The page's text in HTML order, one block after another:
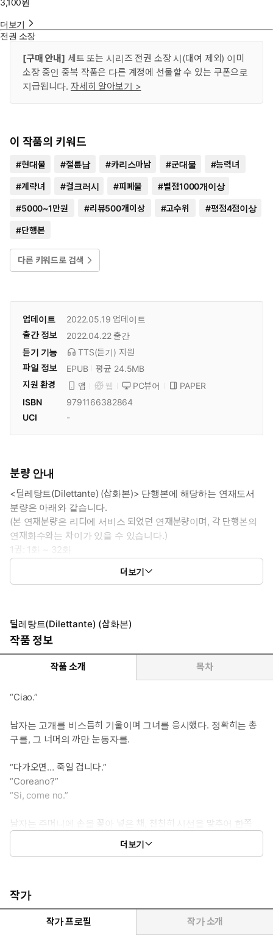
3,100원
더보기
전권 소장
[구매 안내] 세트 또는 시리즈 전권 소장 시(대여 제외) 이미
소장 중인 중복 작품은 다른 계정에 선물할 수 있는 쿠폰으로
지급됩니다. 자세히 알아보기 >
이 작품의 키워드
#현대물 #절륜남 #카리스마남 #군대물 #능력녀
#계략녀 #걸크러시 #피폐물 #별점1000개이상
#5000~1만원 #리뷰500개이상 #고수위 #평점4점이상
#단행본
다른 키워드로 검색
업데이트 2022.05.19 업데이트
출간 정보
2022.04.22 출간
듣기 기능
TTS(듣기) 지원
파일 정보
EPUB
평균 24.5MB
지원 환경
앱 웹 PC뷰어
PAPER
ISBN
9791166382864
UCI
-
분량 안내
<딜레탕트(Dilettante) (삽화본)> 단행본에 해당하는 연재도서
분량은 아래와 같습니다.
(본 연재분량은 리디에 서비스 되었던 연재분량이며, 각 단행본의
연재화수와는 차이가 있을 수 있습니다.)
1권: 1화 ~ 32화
2권: 33화 ~ 60화
더보기
딜레탕트(Dilettante) (삽화본)
작품 정보
작품 소개 목차
“Ciao.”
남자는 고개를 비스듬히 기울이며 그녀를 응시했다. 정확히는 총
구를, 그 너머의 까만 눈동자를.
“다가오면… 죽일 겁니다.”
“Coreano?”
“Si, come no.”
남자는 주머니에 손을 꽂아 넣은 채, 천천히 시선을 맞추어 한쪽
조준한 총구에 이마를 가져다 댄 그가 그녀의 손목을 부드럽게 그러
다.
“줄리오 파렌티.”
더보기
작가
작가 프로필 작가 소개